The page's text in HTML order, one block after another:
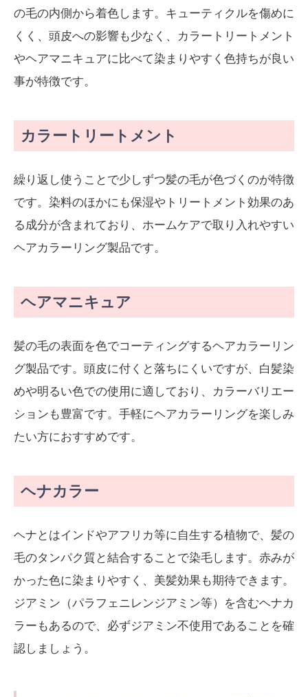
の毛の内側から着色します。キューティクルを傷めに
くく、頭皮への影響も少なく、カラートリートメント
やヘアマニキュアに比べて染まりやすく色持ちが良い
事が特徴です。
カラートリートメント
繰り返し使うことで少しずつ髪の毛が色づくのが特徴
です。染料のほかにも保湿やトリートメント効果のあ
る成分が含まれており、ホームケアで取り入れやすい
ヘアカラーリング製品です。
ヘアマニキュア
髪の毛の表面を色でコーティングするヘアカラーリン
グ製品です。頭皮に付くと落ちにくいですが、白髪染
めや明るい色での使用に適しており、カラーバリエー
ションも豊富です。手軽にヘアカラーリングを楽しみ
たい方におすすめです。
ヘナカラー
ヘナとはインドやアフリカ等に自生する植物で、髪の
毛のタンパク質と結合することで染毛します。赤みが
かった色に染まりやすく、美髪効果も期待できます。
ジアミン（パラフェニレンジアミン等）を含むヘナカ
ラーもあるので、必ずジアミン不使用であることを確
認しましょう。